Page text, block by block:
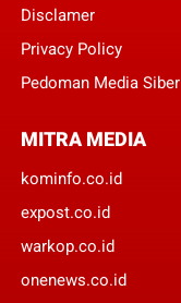
Disclamer
Privacy Policy
Pedoman Media Siber
MITRA MEDIA
kominfo.co.id
expost.co.id
warkop.co.id
onenews.co.id